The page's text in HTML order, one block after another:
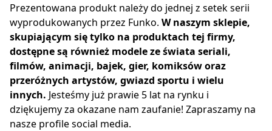
Prezentowana produkt należy do jednej z setek serii
wyprodukowanych przez Funko. W naszym sklepie,
skupiającym się tylko na produktach tej firmy,
dostępne są również modele ze świata seriali,
filmów, animacji, bajek, gier, komiksów oraz
przeróżnych artystów, gwiazd sportu i wielu
innych. Jesteśmy już prawie 5 lat na rynku i
dziękujemy za okazane nam zaufanie! Zapraszamy na
nasze profile social media.